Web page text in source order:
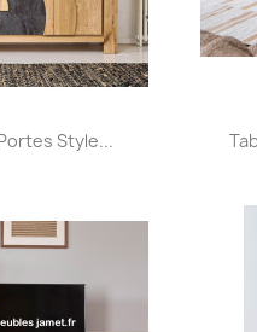
rapideStyle...